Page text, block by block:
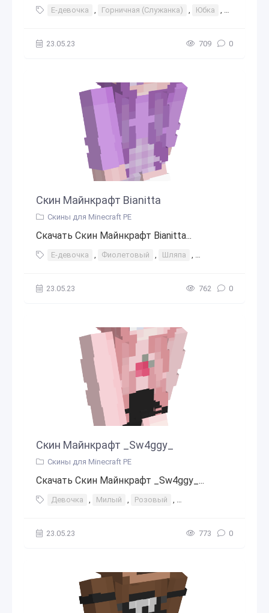
Е-девочка , Горничная (Служанка) , Юбка , Женские
23.05.23 709 0
Скин Майнкрафт Bianitta
Скины для Minecraft PE
Скачать Скин Майнкрафт Bianitta...
Е-девочка , Фиолетовый , Шляпа , Фиолетовые
23.05.23 762 0
Скин Майнкрафт _Sw4ggy_
Скины для Minecraft PE
Скачать Скин Майнкрафт _Sw4ggy_...
Девочка , Милый , Розовый , Розовые волосы
23.05.23 773 0